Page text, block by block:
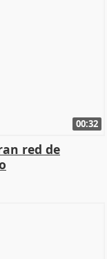
00:32
red de